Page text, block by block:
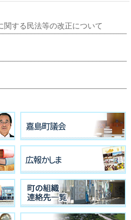
関する民法等の改正について